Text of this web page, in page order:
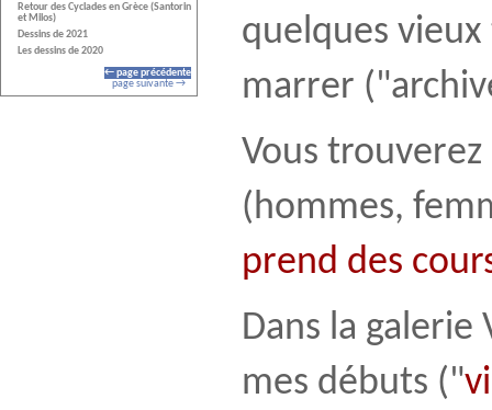
quelques vieux
marrer
Vous
(hommes,
prend des
Dans la galerie
mes débuts ("
Retour des Cyclades en Grèce (Santorin
et Milos)
Dessins de 2021
Les dessins de 2020
← page précédente
page suivante →